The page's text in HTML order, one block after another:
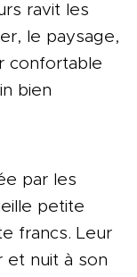
ravit les
le paysage,
confortable
bien
par les
petite
francs. Leur
et nuit à son